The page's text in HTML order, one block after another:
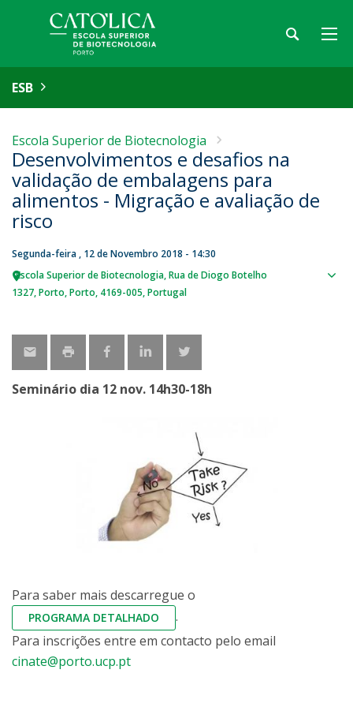
ESB
Escola Superior de Biotecnologia
Desenvolvimentos e desafios na
validação de embalagens para
alimentos - Migração e avaliação de
risco
Segunda-feira , 12 de Novembro 2018 - 14:30
Escola Superior de Biotecnologia Rua de Diogo Botelho
1327 Porto Porto 4169-005 Portugal
Seminário dia 12 nov. 14h30-18h
Para saber mais descarregue o
PROGRAMA DETALHADO
.
Para inscrições entre em contacto pelo email
cinate@porto.ucp.pt